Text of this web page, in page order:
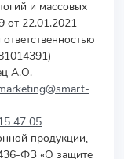
и массовых
22.01.2021
А.О.
47 05
продукции,
ФЗ «О защите